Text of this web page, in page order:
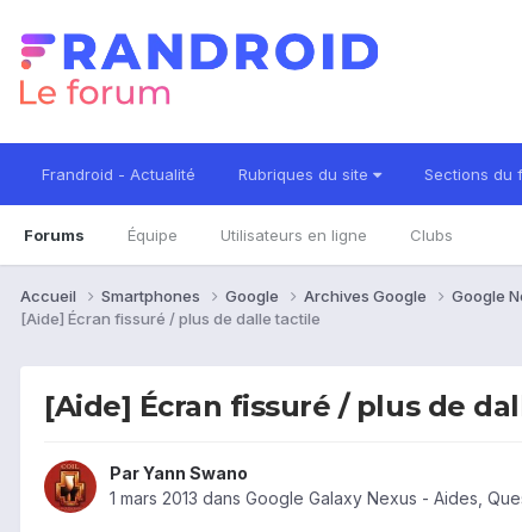
Frandroid - Actualité Rubriques du site Sections du
Forums Équipe Utilisateurs en ligne Clubs
Accueil Smartphones Google Archives Google Google
[Aide] Écran fissuré / plus de dalle tactile
[Aide] Écran fissuré / plus de
ParYann Swano
1 mars 2013 dans Google Galaxy Nexus - Aides,